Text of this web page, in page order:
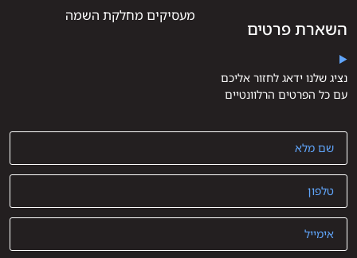
מעסיקים מחלקת השמה
השארת פרטים
נציג שלנו ידאג לחזור אליכם
עם כל הפרטים הרלוונטיים